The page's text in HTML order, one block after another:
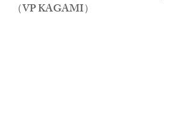
（VP KAGAMI）